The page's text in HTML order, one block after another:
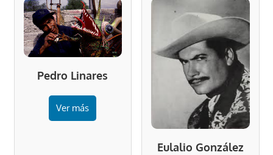
Pedro Linares
Ver más
Eulalio González